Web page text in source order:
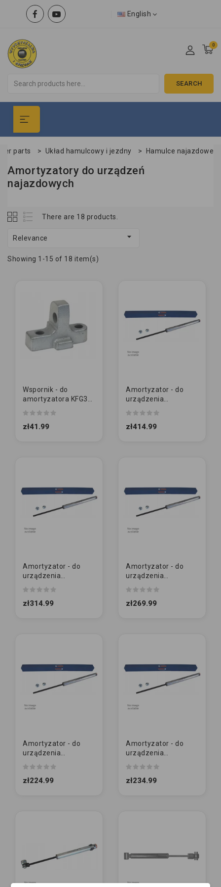
English
0
SEARCH
parts > Układ hamulcowy i jezdny > Hamulce najazdowe
Amortyzatory do urządzeń
najazdowych
There are 18 products.
Relevance 
Showing 1-15 of 18 item(s)
Wspornik - do
amortyzatora KFG35
zł41.99
Amortyzator - do
urządzenia
ORYGINAŁ | KNOTT |
KFG35 (KK0902S)
zł414.99
Amortyzator - do
urządzenia
ORYGINAŁ | KNOTT |
KF27B (KK3710S)
zł314.99
Amortyzator - do
urządzenia
ORYGINAŁ | KNOTT |
KF27A (KK0900S)
zł269.99
Amortyzator - do
urządzenia
ORYGINAŁ | KNOTT |
KF17 - KF20
zł224.99
Amortyzator - do
urządzenia
ORYGINAŁ | KNOTT |
KF13 (KK0897S)
zł234.99